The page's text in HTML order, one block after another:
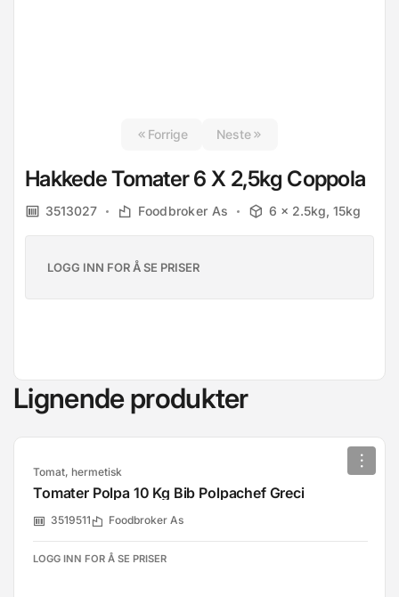
Forrige Neste
Hakkede Tomater 6 X 2,5kg Coppola
3513027 Foodbroker As 6 x 2.5kg, 15kg
LOGG INN FOR Å SE PRISER
Lignende produkter
Tomat, hermetisk
Tomater Polpa 10 Kg Bib Polpachef Greci
3519511 Foodbroker As
LOGG INN FOR Å SE PRISER